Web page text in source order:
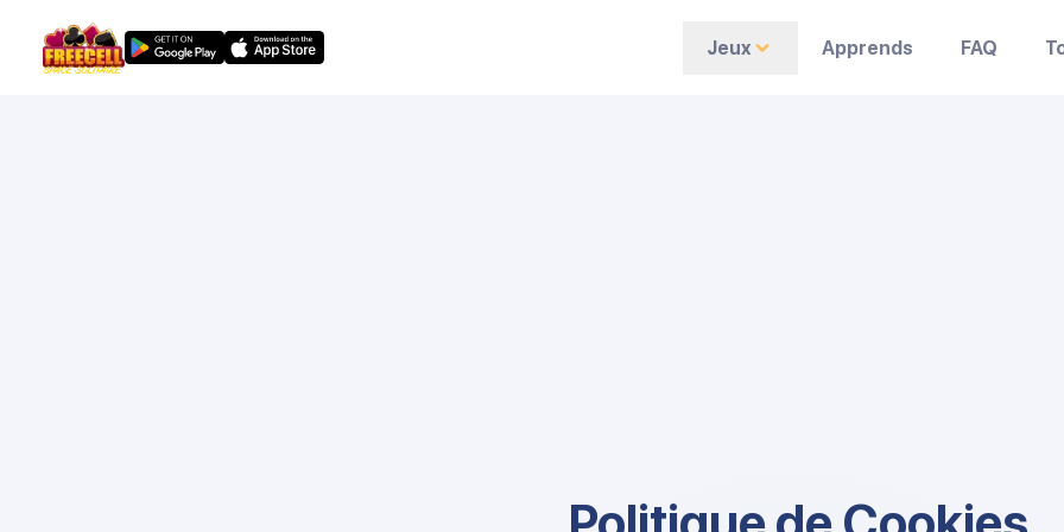
Jeux Apprends FAQ